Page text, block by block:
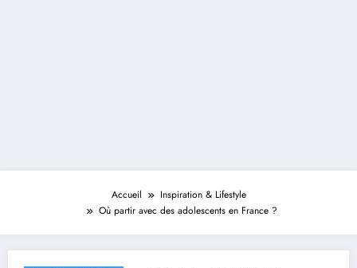
Accueil
Inspiration & Lifestyle
Où partir avec des adolescents en France ?